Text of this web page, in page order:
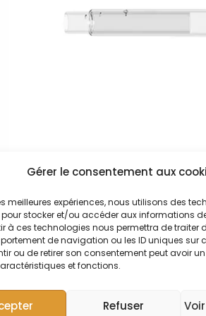
Gérer le consentement aux
meilleures expériences, nous utilisons des
stocker et/ou accéder aux informations
à ces technologies nous permettra de traiter
de navigation ou les ID uniques sur
ou de retirer son consentement peut avoir
et fonctions.
Refuser
Thermo iCAP Pro
Torche en quartz (EMT –
améliorée) pour Thermo iCAP